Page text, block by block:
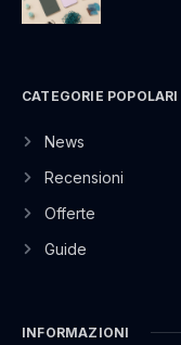
CATEGORIE POPOLARI
News
Recensioni
Offerte
Guide
INFORMAZIONI